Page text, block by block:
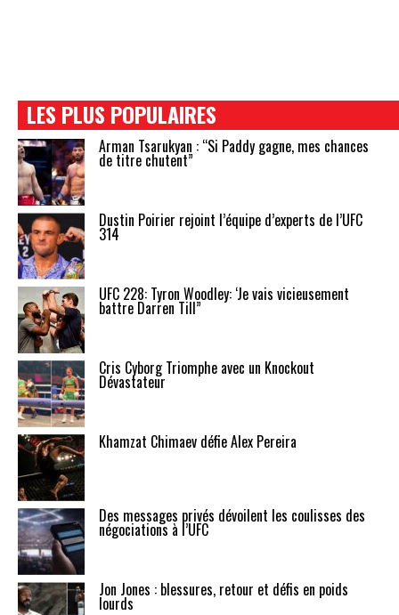
LES PLUS POPULAIRES
Arman Tsarukyan : “Si Paddy gagne, mes chances
de titre chutent”
Dustin Poirier rejoint l’équipe d’experts de l’UFC
314
UFC 228: Tyron Woodley: ‘Je vais vicieusement
battre Darren Till”
Cris Cyborg Triomphe avec un Knockout
Dévastateur
Khamzat Chimaev défie Alex Pereira
Des messages privés dévoilent les coulisses des
négociations à l’UFC
Jon Jones : blessures, retour et défis en poids
lourds